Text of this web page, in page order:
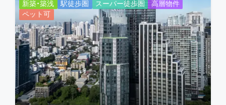
新築・築浅 駅徒歩圏 スーパー徒歩圏
高層物件
ペット可